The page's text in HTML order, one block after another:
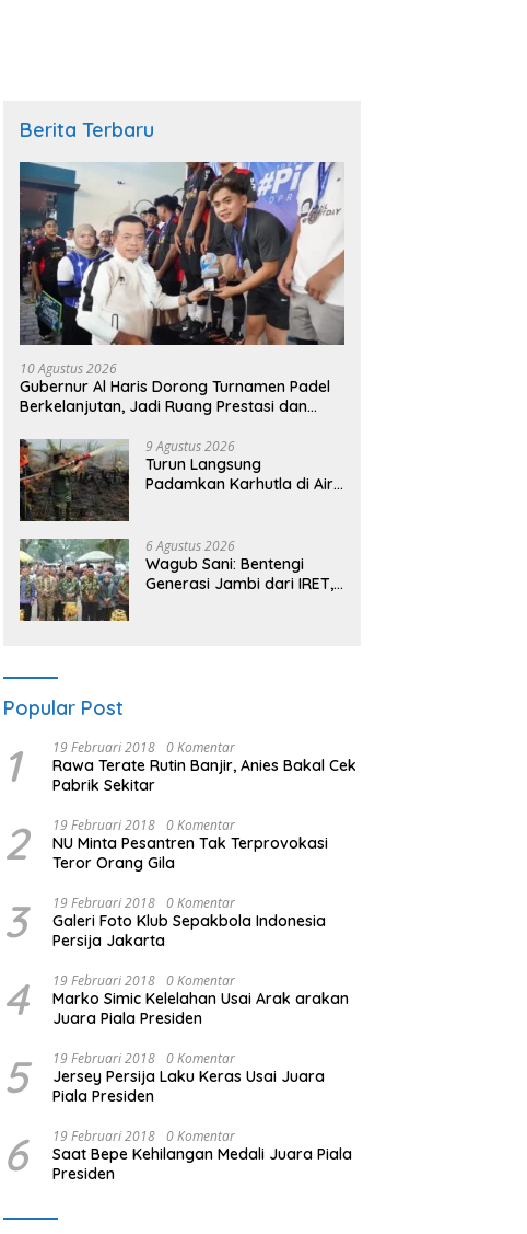
Berita Terbaru
10 Agustus 2026
Gubernur Al Haris Dorong Turnamen Padel
Berkelanjutan, Jadi Ruang Prestasi dan
9 Agustus 2026
Turun Langsung
Padamkan Karhutla di Air
Sulit Dipadamkan
6 Agustus 2026
Wagub Sani: Bentengi
Generasi Jambi dari IRET,
Popular Post
1 19 Februari 2018 0 Komentar
Rawa Terate Rutin Banjir, Anies Bakal Cek
Pabrik Sekitar
2 19 Februari 2018 0 Komentar
NU Minta Pesantren Tak Terprovokasi
Teror Orang Gila
3 19 Februari 2018 0 Komentar
Galeri Foto Klub Sepakbola Indonesia
Persija Jakarta
4 19 Februari 2018 0 Komentar
Marko Simic Kelelahan Usai Arak arakan
Juara Piala Presiden
5 19 Februari 2018 0 Komentar
Jersey Persija Laku Keras Usai Juara
Piala Presiden
6 19 Februari 2018 0 Komentar
Saat Bepe Kehilangan Medali Juara Piala
Presiden